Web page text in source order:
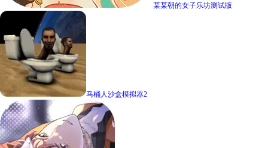
某某朝的女子乐坊测试版
马桶人沙盒模拟器2